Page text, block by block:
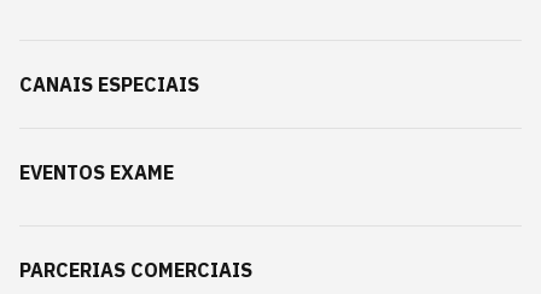
CANAIS ESPECIAIS
EVENTOS EXAME
PARCERIAS COMERCIAIS